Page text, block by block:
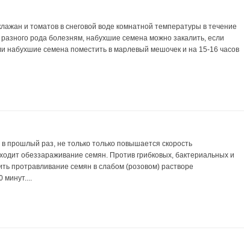
и томатов в снеговой воде комнатной температуры в течение
рода болезням, набухшие семена можно закалить, если
набухшие семена поместить в марлевый мешочек и на 15-16 часов
прошлый раз, не только только повышается скорость
обеззараживание семян. Против грибковых, бактериальных и
протравливание семян в слабом (розовом) растворе